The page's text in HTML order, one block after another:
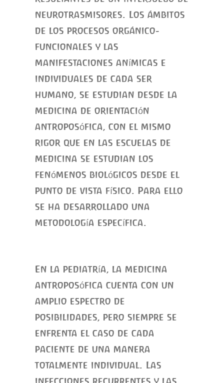
neurotrasmisores. Los ámbitos
de los procesos orgánico-
funcionales y las
manifestaciones anímicas e
individuales de cada ser
humano, se estudian desde la
medicina de orientación
antroposófica, con el mismo
rigor que en las escuelas de
medicina se estudian los
fenómenos biológicos desde el
punto de vista físico. Para ello
se ha desarrollado una
metodología específica.
En la pediatría, la medicina
antroposófica cuenta con un
amplio espectro de
posibilidades, pero siempre se
enfrenta el caso de cada
paciente de una manera
totalmente individual. Las
infecciones recurrentes y las